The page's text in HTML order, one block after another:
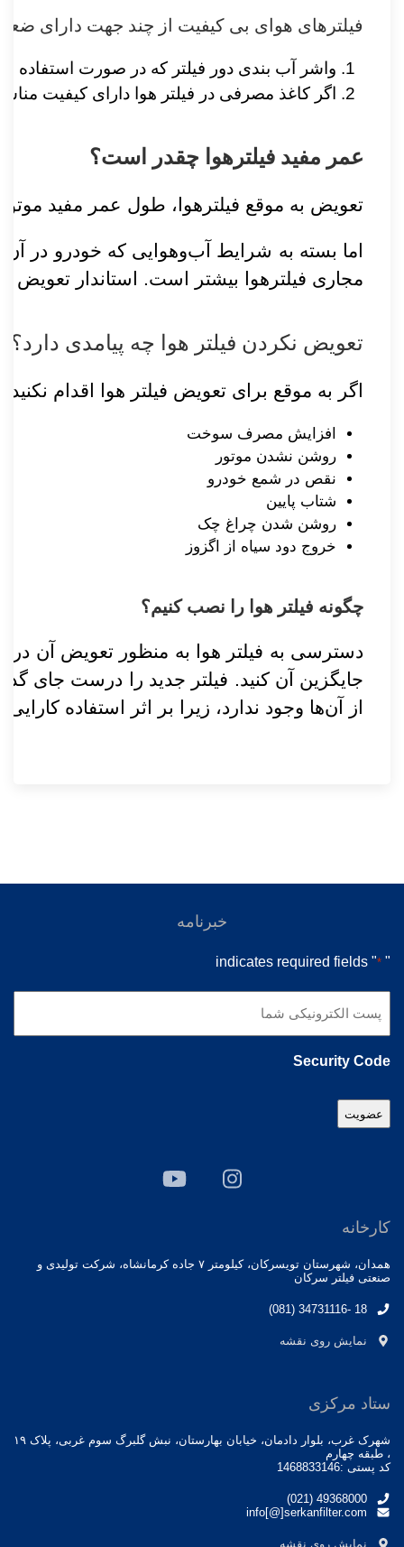
فیلترهای هوای بی کیفیت از چند جهت دارای
واشر آب بندی دور فیلتر که در صورت استفاده
اگر کاغذ مصرفی در فیلتر هوا دارای کیفیت
عمر مفید فیلتر‌هوا چقدر است؟
تعویض به موقع فیلتر‌هوا، طول عمر مفید
اما بسته به شرایط آب‌و‌هوایی که خودرو در
مجاری فیلتر‌هوا بیشتر است. استاندار تعویض فیلتر هوا بین ۳ تا ۵ هزار کیلومتر و بسته به
تعویض نکردن فیلتر هوا چه پیامدی دارد؟
اگر به موقع برای تعویض فیلتر هوا اقدام
افزایش مصرف سوخت
روشن نشدن موتور
نقص در شمع خودرو
شتاب پایین
روشن شدن چراغ چک
خروج دود سیاه از اگزوز
چگونه فیلتر هوا را نصب کنیم؟
دسترسی به فیلتر‌ هوا به منظور تعویض آن در
جایگزین آن کنید. فیلتر جدید را درست جای
از آن‌ها وجود ندارد، زیرا بر اثر استفاده
خبرنامه
"
*
" indicates required fields
الکترونیکی
*
Security Code
کارخانه
همدان، شهرستان تویسرکان، کیلومتر ۷ جاده کرمانشاه، شرکت تولیدی و
صنعتی فیلتر سرکان
(081) 34731116- 18
نمایش روی نقشه
ستاد مرکزی
شهرک غرب، بلوار دادمان، خیابان بهارستان، نبش گلبرگ سوم غربی، پلاک ۱۹
، طبقه چهارم
کد پستی :1468833146
(021) 49368000
info[@]serkanfilter.com
نمایش روی نقشه